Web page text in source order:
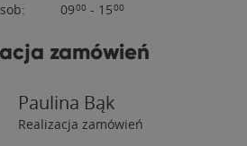
sob:
0900 - 1500
zamówień
Paulina Bąk
Realizacja zamówień